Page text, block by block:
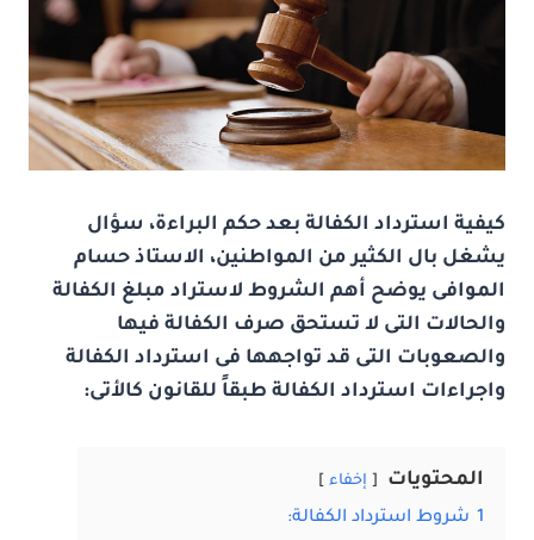
كيفية استرداد الكفالة بعد حكم البراءة، سؤال
يشغل بال الكثير من المواطنين، الاستاذ حسام
الموافى يوضح أهم الشروط لاستراد مبلغ الكفالة
والحالات التى لا تستحق صرف الكفالة فيها
والصعوبات التى قد تواجهها فى استرداد الكفالة
واجراءات استرداد الكفالة طبقاً للقانون كالأتى:
المحتويات إخفاء
1 شروط استرداد الكفالة: